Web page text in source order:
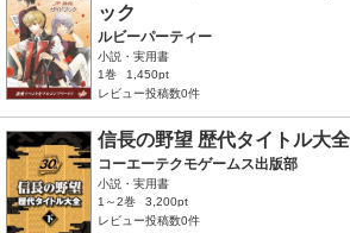
ック
ルビーパーティー
小説・実用書
1巻
1,450pt
レビュー投稿数0件
信長の野望 歴代タイトル大全
コーエーテクモゲームス出版部
小説・実用書
1～2巻
3,200pt
レビュー投稿数0件